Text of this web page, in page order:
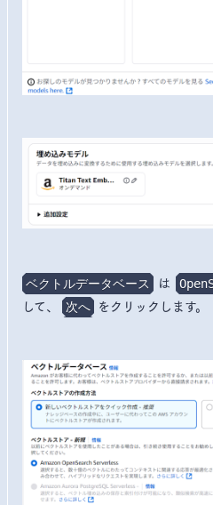
ベクトルデータベース は
して、
次へ をクリックします。